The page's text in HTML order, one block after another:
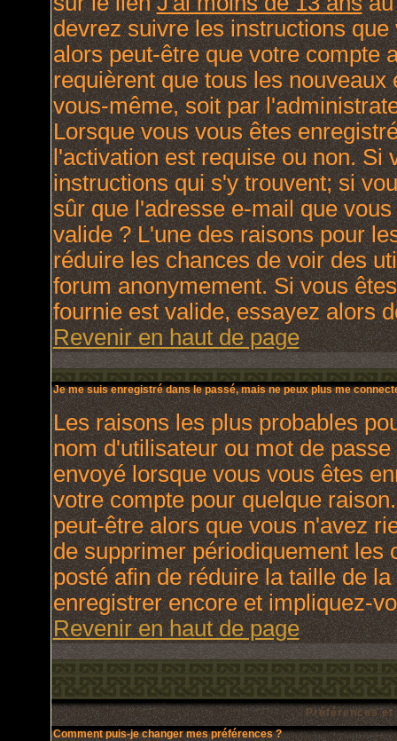
devrez suivre les instructions
alors peut-être que votre compte
requièrent que tous les
vous-même, soit par
Lorsque vous vous êtes
l'activation est requise ou non. Si
instructions qui s'y trouvent; si
sûr que l'adresse e-mail que
valide ? L'une des raisons pour
réduire les chances de voir des
forum anonymement. Si vous
fournie est valide, essayez alors
Revenir en haut de page
Je me suis enregistré dans le passé, mais ne peux plus me
Les raisons les plus probables
nom d'utilisateur ou mot de
envoyé lorsque vous vous êtes
votre compte pour quelque
peut-être alors que vous n'avez
de supprimer périodiquement les
posté afin de réduire la taille de
enregistrer encore et impliquez-
Revenir en haut de page
Préférences
Comment puis-je changer mes préférences ?